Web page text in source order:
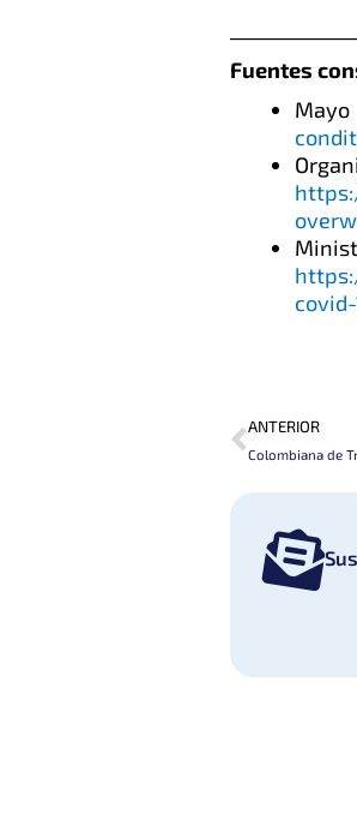
Fuentes
Prev
ANTERIOR